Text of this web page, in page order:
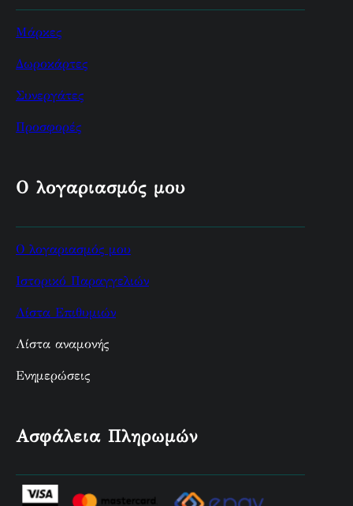
Μάρκες
Δωροκάρτες
Συνεργάτες
Προσφορές
Ο λογαριασμός μου
Ο λογαριασμός μου
Ιστορικό Παραγγελιών
Λίστα Επιθυμιών
Λίστα αναμονής
Ενημερώσεις
Ασφάλεια Πληρωμών